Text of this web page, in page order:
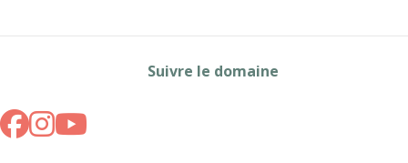
Suivre le domaine